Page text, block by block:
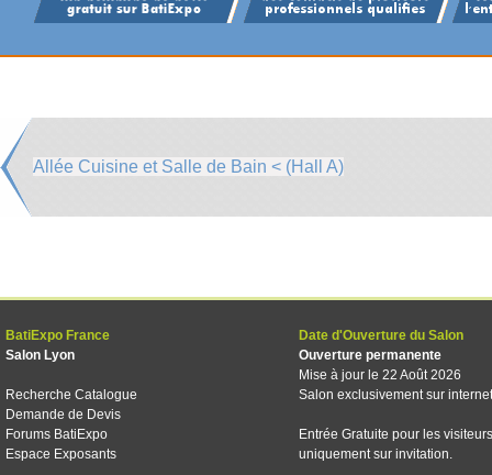
Allée Cuisine et Salle de Bain < (Hall A)
BatiExpo France
Salon Lyon
Recherche Catalogue
Demande de Devis
Forums BatiExpo
Espace Exposants
Date d'Ouverture du Salon
Ouverture permanente
Mise à jour le 22 Août 2026
Salon exclusivement sur internet
Entrée Gratuite pour les visiteurs
uniquement sur invitation.